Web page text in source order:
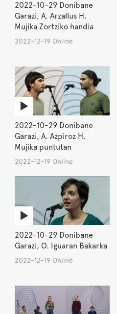
2022-10-29 Donibane
Garazi, A. Arzallus H.
Mujika Zortziko handia
2022-12-19 Online
2022-10-29 Donibane
Garazi, A. Azpiroz H.
Mujika puntutan
2022-12-19 Online
2022-10-29 Donibane
Garazi, O. Iguaran Bakarka
2022-12-19 Online